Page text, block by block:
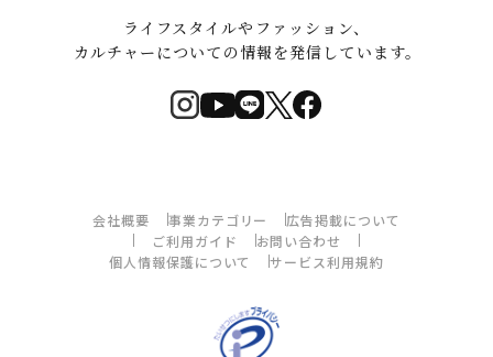
ライフスタイルやファッション、
カルチャーについての情報を発信しています。
会社概要 事業カテゴリー
広告掲載について
ご利用ガイド
お問い合わせ
個人情報保護について
サービス利用規約